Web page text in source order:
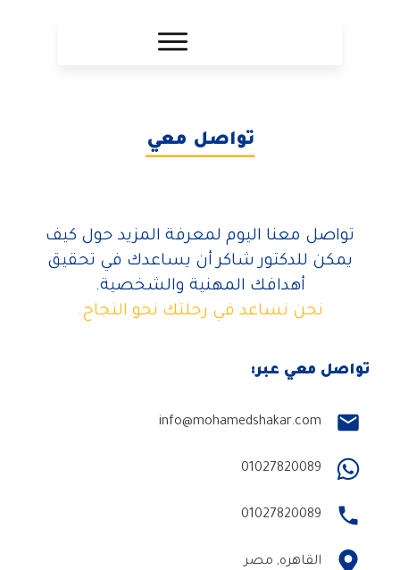
تواصل معي
تواصل معنا اليوم لمعرفة المزيد حول كيف
يمكن للدكتور شاكر أن يساعدك في تحقيق
أهدافك المهنية والشخصية.
نحن نساعد في رحلتك نحو النجاح.
تواصل معي عبر:
info@mohamedshakar.com
01027820089
01027820089
القاهره, مصر